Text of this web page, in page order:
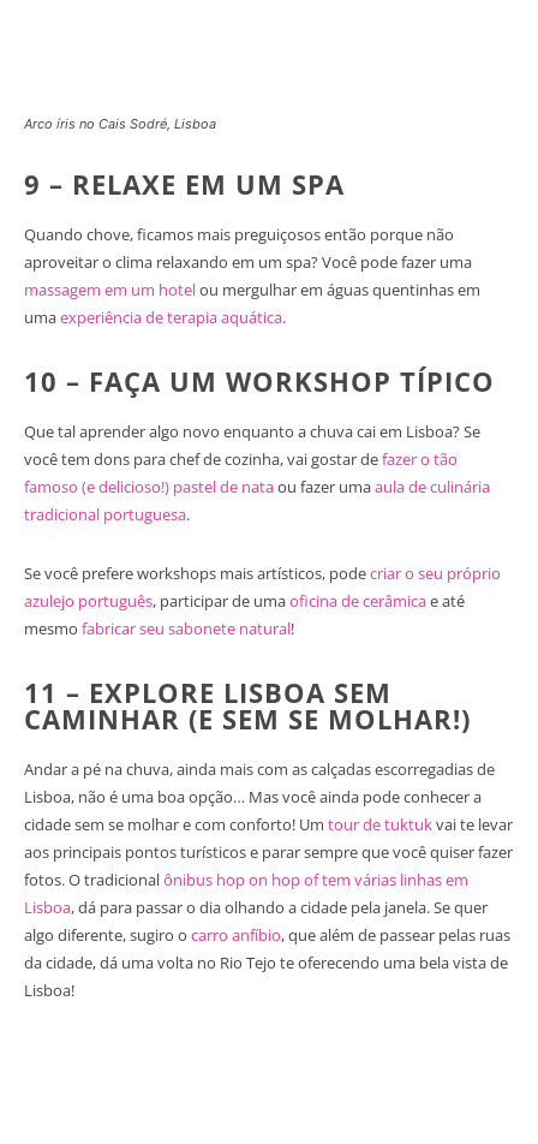
Arco íris no Cais Sodré, Lisboa
9 – RELAXE EM UM SPA
Quando chove, ficamos mais preguiçosos então porque não
aproveitar o clima relaxando em um spa? Você pode fazer uma
massagem em um hotelou mergulhar em águas quentinhas em
umaexperiência de terapia aquática.
10 – FAÇA UM WORKSHOP TÍPICO
Que tal aprender algo novo enquanto a chuva cai em Lisboa? Se
você tem dons para chef de cozinha, vai gostar defazer o tão
famoso (e delicioso!) pastel de nataou fazer umaaula de culinária
tradicional portuguesa.
Se você prefere workshops mais artísticos, podecriar o seu próprio
azulejo português, participar de umaoficina de cerâmicae até
mesmo fabricar seu sabonete natural!
11 – EXPLORE LISBOA SEM
CAMINHAR (E SEM SE MOLHAR!)
Andar a pé na chuva, ainda mais com as calçadas escorregadias de
Lisboa, não é uma boa opção… Mas você ainda pode conhecer a
cidade sem se molhar e com conforto! Um tour de tuktukvai te levar
aos principais pontos turísticos e parar sempre que você quiser fazer
fotos. O tradicionalônibus hop on hop of tem várias linhas em
Lisboa, dá para passar o dia olhando a cidade pela janela. Se quer
algo diferente, sugiro o carro anfíbio, que além de passear pelas ruas
da cidade, dá uma volta no Rio Tejo te oferecendo uma bela vista de
Lisboa!